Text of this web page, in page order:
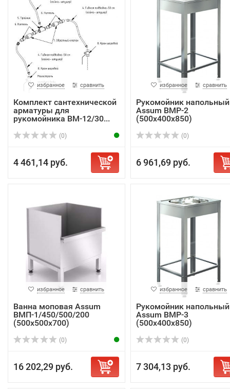
избранное сравнить
Комплект сантехнической
арматуры для
рукомойника ВМ-12/30...
(0)
4 461,14 руб.
избранное сравнить
Рукомойник напольный
Assum ВМР-2
(500х400х850)
(0)
6 961,69 руб.
избранное сравнить
Ванна моповая Assum
ВМП-1/450/500/200
(500х500х700)
(0)
16 202,29 руб.
избранное сравнить
Рукомойник напольный
Assum ВМР-3
(500х400х850)
(0)
7 304,13 руб.